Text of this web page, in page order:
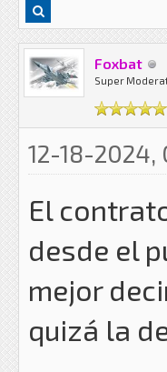
Foxbat
Super
12-18-2024,
El
desde el
mejor
quizá la